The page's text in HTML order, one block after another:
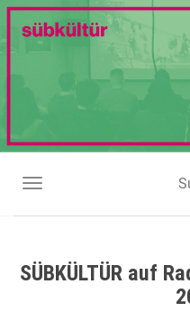
NAVIGATION UMSCHALTEN
SÜBKÜLTÜR auf